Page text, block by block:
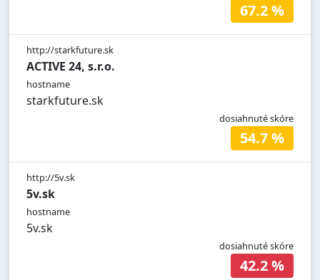
67.2 %
http://starkfuture.sk
ACTIVE 24, s.r.o.
hostname
starkfuture.sk
dosiahnuté skóre
54.7 %
http://5v.sk
5v.sk
hostname
5v.sk
dosiahnuté skóre
42.2 %